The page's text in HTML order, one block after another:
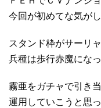
今回が初めてな気がし
スタンド枠がサーリ
兵種は歩行赤魔になっ
霧亜をガチャで引き
運用していこうと思